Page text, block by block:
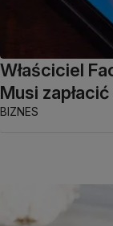
Właściciel
Musi
BIZNES